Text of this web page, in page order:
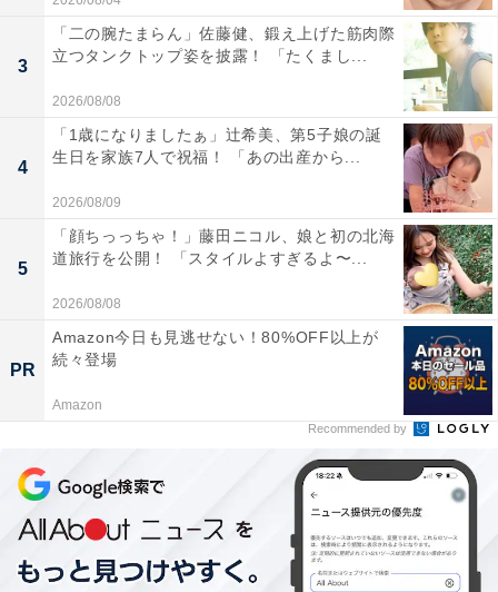
3
「二の腕たまらん」佐藤健、鍛え上げた筋肉際
立つタンクトップ姿を披露！ 「たくまし...
2026/08/08
4
「1歳になりましたぁ」辻希美、第5子娘の誕
生日を家族7人で祝福！ 「あの出産から...
2026/08/09
5
「顔ちっっちゃ！」藤田ニコル、娘と初の北海
道旅行を公開！ 「スタイルよすぎるよ〜...
2026/08/08
PR
Amazon今日も見逃せない！80%OFF以上が
続々登場
Amazon
Recommended by